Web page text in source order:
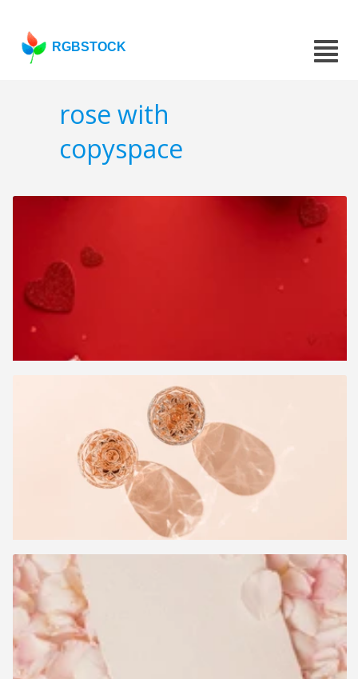
RGBSTOCK
rose with
copyspace